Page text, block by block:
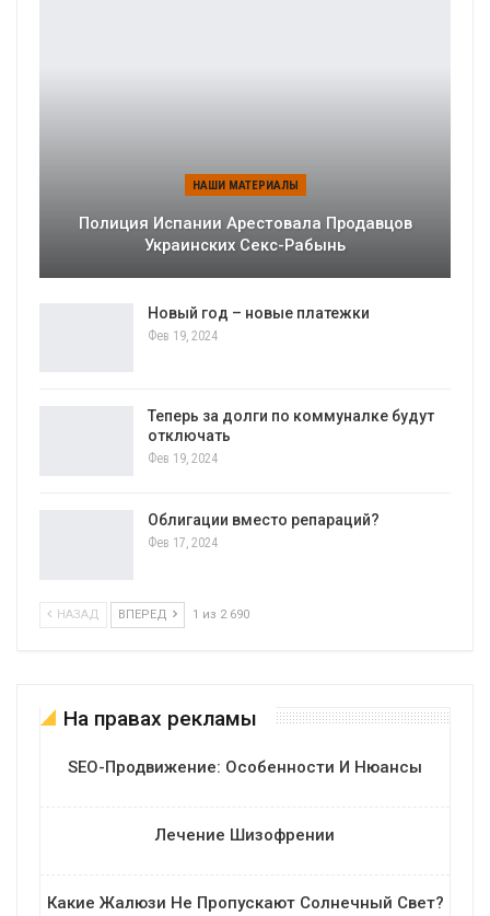
НАШИ МАТЕРИАЛЫ
Полиция Испании Арестовала Продавцов
Украинских Секс-Рабынь
Новый год – новые платежки
Фев 19, 2024
Теперь за долги по коммуналке будут
отключать
Фев 19, 2024
Облигации вместо репараций?
Фев 17, 2024
НАЗАД ВПЕРЕД 1 из 2 690
На правах рекламы
SEO-Продвижение: Особенности И Нюансы
Лечение Шизофрении
Какие Жалюзи Не Пропускают Солнечный Свет?